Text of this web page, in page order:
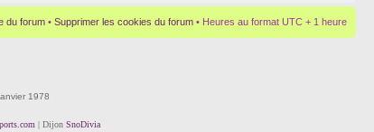
du forum • Supprimer les cookies du forum • Heures au format UTC + 1 heure
1978
| Dijon SnoDivia